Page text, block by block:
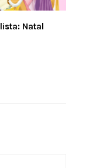
Natal